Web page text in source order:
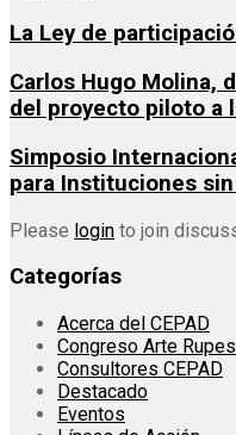
La Ley de
Carlos Hugo Molina,
del proyecto piloto a
Simposio
para Instituciones
Please login to join
Categorías
Acerca del CEPAD
Congreso Arte
Consultores CEPAD
Destacado
Eventos